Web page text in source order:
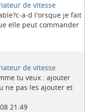
de vitesse
a-d l'orsque je fait
elle peut commander
de vitesse
tu veux : ajouter
ne pas les ajouter et
21:49